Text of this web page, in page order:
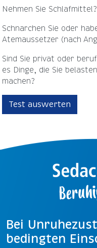
Nehmen Sie Schlafmittel?
Schnarchen Sie oder
Atemaussetzer (nach
Sind Sie privat oder
es Dinge, die Sie
machen?
Bei
bedingten